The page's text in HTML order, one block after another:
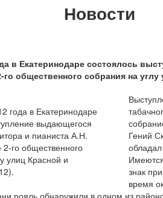
Новости
в Екатеринодаре состоялось
го общественного собрания на
Гений
знак
время